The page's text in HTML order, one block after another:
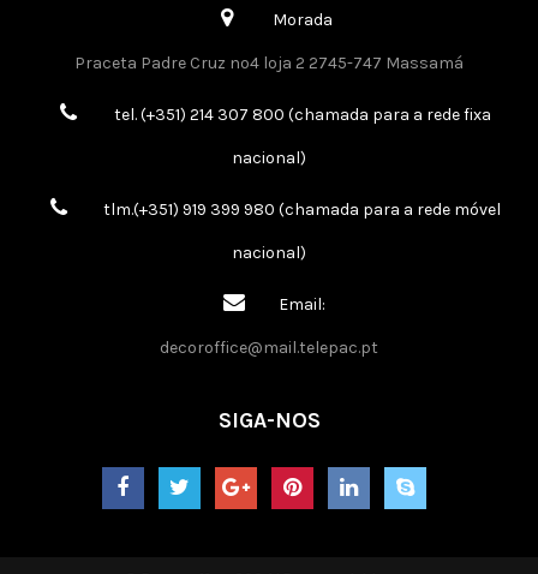
Morada
Praceta Padre Cruz nº4 loja 2 2745-747 Massamá
tel. (+351) 214 307 800 (chamada para a rede fixa
nacional)
tlm.(+351) 919 399 980 (chamada para a rede móvel
nacional)
Email:
decoroffice@mail.telepac.pt
SIGA-NOS